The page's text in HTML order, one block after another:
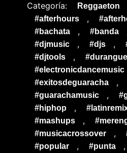
Categoría: Reggaeton
#afterhours ,
#bachata , #banda
#djmusic , #djs ,
#djtools ,
#electronicdancemusic
#exitosdeguaracha ,
#guarachamusic ,
#hiphop ,
#mashups ,
#musicacrossover ,
#popular , #punta ,